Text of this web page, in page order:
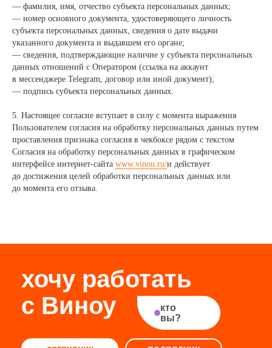
— фамилия, имя, отчество субъекта персональных данных;
— номер основного документа, удостоверяющего личность
субъекта персональных данных, сведения о дате выдачи
указанного документа и выдавшем его органе;
— сведения, подтверждающие наличие у субъекта персональных
данных отношений с Оператором (ссылка на аккаунт
в мессенджере Telegram, договор или иной документ);
— подпись субъекта персональных данных.
5. Настоящее согласие вступает в силу с момента выражения
Пользователем согласия на обработку персональных данных путем
проставления признака согласия в чекбоксе рядом с текстом
Согласия на обработку персональных данных в графическом
интерфейсе интернет-сайта www.vinou.ru/и действует
до достижения целей обработки персональных данных или
до момента его отзыва.
хочу работать
с Виноу кто
вы?